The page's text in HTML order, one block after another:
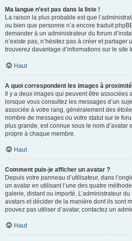
Ma langue n’est pas dans la liste !
La raison la plus probable est que
ou bien que personne n’a encore traduit
demander à un administrateur du forum
n’existe pas, n’hésitez pas à créer et
trouverez davantage d’informations sur le site
Haut
A quoi correspondent les images à
Il y a deux images qui peuvent être associées
lorsque vous consultez les messages d’un
associée à votre rang, généralement des
nombre de messages ou votre statut sur le
plus grande, est connue sous le nom d’avatar
propre à chaque membre.
Haut
Comment puis-je afficher un avatar ?
Depuis votre panneau d’utilisateur, dans
un avatar en utilisant l’une des quatre
galerie, distant ou importé. L’administrateur
avatars et décider de la manière dont ils sont
pouvez pas utiliser d’avatar, contactez un
Haut